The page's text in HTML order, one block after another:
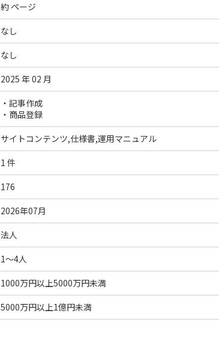
約 ページ
なし
なし
2025 年 02 月
・記事作成
・商品登録
サイトコンテンツ,仕様書,運用マニュアル
1 件
176
2026年07月
法人
1～4人
1000万円以上5000万円未満
5000万円以上1億円未満